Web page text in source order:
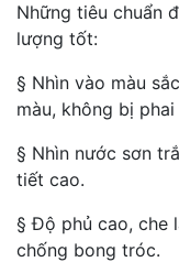
Những tiêu chuẩn
lượng tốt:
§ Nhìn vào màu sắc
màu, không bị
§ Nhìn nước sơn
tiết cao.
§ Độ phủ cao, che
chống bong tróc.